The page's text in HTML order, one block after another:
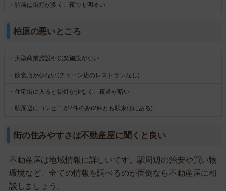
・駅前は街灯が多く、夜でも明るい
柏原の悪いところ
・大型商業施設や娯楽施設がない
・飲食店が少ない(チェーン店のレストランなし)
・住宅街に入ると街灯が少なく、夜道が暗い
・駅周辺にコンビニが2件のみ(2件とも駅東側にある)
街の住みやすさは不動産屋に聞くと良い
不動産屋は地域情報に詳しいです。駅周辺の治安や買い物
環境など、全ての情報を調べるのが面倒なら不動産屋に相
談しましょう。